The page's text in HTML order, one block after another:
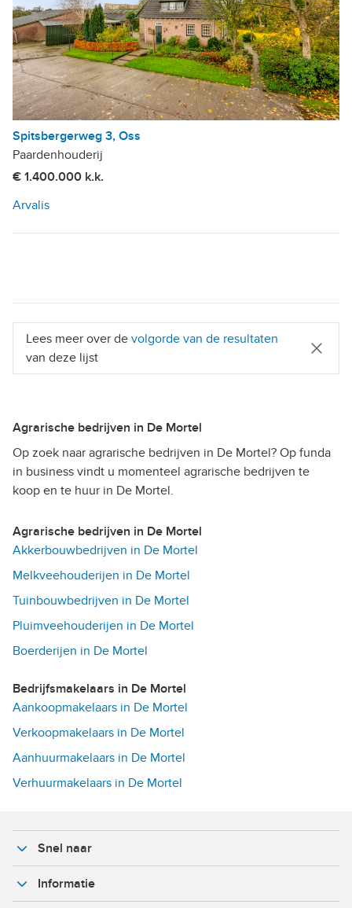
Spitsbergerweg 3, Oss
Paardenhouderij
€ 1.400.000 k.k.
Arvalis
Lees meer over de volgorde van de resultaten
van deze lijst
Agrarische bedrijven in De Mortel
Op zoek naar agrarische bedrijven in De Mortel? Op funda
in business vindt u momenteel agrarische bedrijven te
koop en te huur in De Mortel.
Agrarische bedrijven in De Mortel
Akkerbouwbedrijven in De Mortel
Melkveehouderijen in De Mortel
Tuinbouwbedrijven in De Mortel
Pluimveehouderijen in De Mortel
Boerderijen in De Mortel
Bedrijfsmakelaars in De Mortel
Aankoopmakelaars in De Mortel
Verkoopmakelaars in De Mortel
Aanhuurmakelaars in De Mortel
Verhuurmakelaars in De Mortel
Snel naar
Informatie